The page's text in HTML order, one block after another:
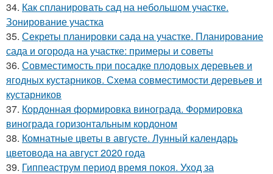
34. Как спланировать сад на небольшом участке.
Зонирование участка
35. Секреты планировки сада на участке. Планирование
сада и огорода на участке: примеры и советы
36. Совместимость при посадке плодовых деревьев и
ягодных кустарников. Схема совместимости деревьев и
кустарников
37. Кордонная формировка винограда. Формировка
винограда горизонтальным кордоном
38. Комнатные цветы в августе. Лунный календарь
цветовода на август 2020 года
39. Гиппеаструм период время покоя. Уход за